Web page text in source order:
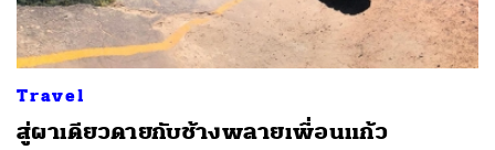
Travel
สู่ผาเดียวดายกับช้างพลายเพื่อนแก้ว
SHARE TWEET LINE EMAIL